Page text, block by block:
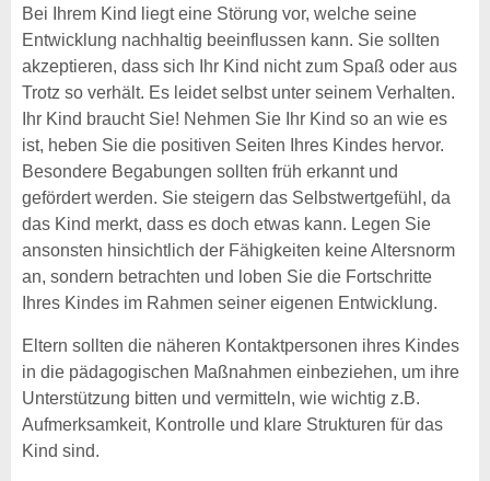
Bei Ihrem Kind liegt eine Störung vor, welche seine
Entwicklung nachhaltig beeinflussen kann. Sie sollten
akzeptieren, dass sich Ihr Kind nicht zum Spaß oder aus
Trotz so verhält. Es leidet selbst unter seinem Verhalten.
Ihr Kind braucht Sie! Nehmen Sie Ihr Kind so an wie es
ist, heben Sie die positiven Seiten Ihres Kindes hervor.
Besondere Begabungen sollten früh erkannt und
gefördert werden. Sie steigern das Selbstwertgefühl, da
das Kind merkt, dass es doch etwas kann. Legen Sie
ansonsten hinsichtlich der Fähigkeiten keine Altersnorm
an, sondern betrachten und loben Sie die Fortschritte
Ihres Kindes im Rahmen seiner eigenen Entwicklung.
Eltern sollten die näheren Kontaktpersonen ihres Kindes
in die pädagogischen Maßnahmen einbeziehen, um ihre
Unterstützung bitten und vermitteln, wie wichtig z.B.
Aufmerksamkeit, Kontrolle und klare Strukturen für das
Kind sind.